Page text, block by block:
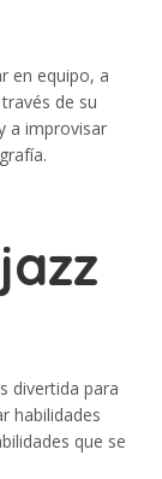
en equipo, a
de su
a improvisar
divertida para
habilidades
que se